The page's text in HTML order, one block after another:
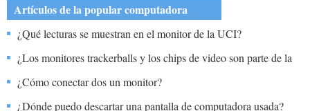
Artículos de la popular computadora
¿Qué lecturas se muestran en el monitor de la UCI?
¿Los monitores trackerballs y los chips de video son parte de la
unidad central de procesamiento de una computadora?
¿Cómo conectar dos un monitor?
¿Dónde puedo descartar una pantalla de computadora usada?